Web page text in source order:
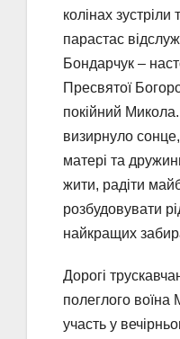
колінах зустріли
парастас
Бондарчук –
Пресвятої
покійний
визирнуло
матері та
жити, радіти
розбудовувати
найкращих
Дорогі
полеглого воїна
участь у